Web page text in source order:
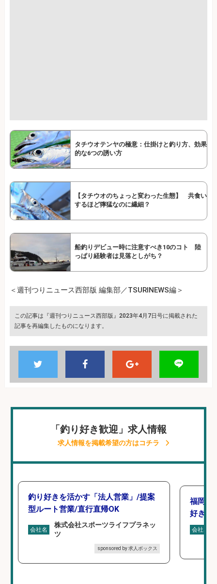
タチウオテンヤの極意：仕掛けと釣り方、効果
的な6つの誘い方
【タチウオのちょっと変わった生態】 共食い
するほど獰猛なのに繊細？
船釣りデビュー時に注意すべき10のコト 陸
っぱり経験者は見落としがち？
＜週刊つりニュース西部版 編集部／TSURINEWS編＞
この記事は『週刊つりニュース西部版』2023年4月7日号に掲載された
記事を再編集したものになります。
「釣り好き歓迎」求人情報
求人情報を掲載希望の方はコチラ
釣り好きを活かす「法人営業」/提案
型ルート営業/直行直帰OK
会社名
株式会社スポーツライフプラネッ
ツ
sponsored by 求人ボックス
福岡/
好き歓
会社名